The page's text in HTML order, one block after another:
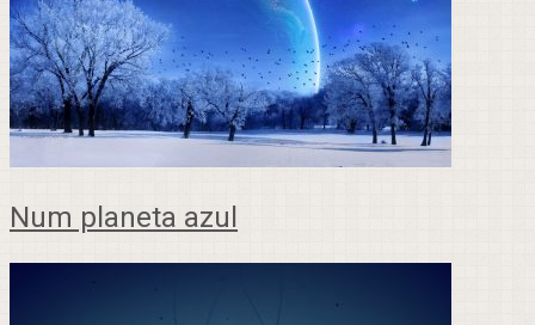
Num planeta azul